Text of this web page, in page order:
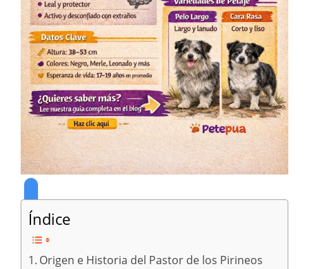
Índice
Origen e Historia del Pastor de los Pirineos